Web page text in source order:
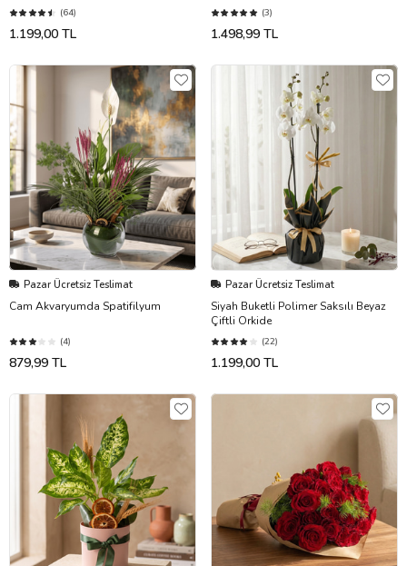
(64)
1.199,00 TL
(3)
1.498,99 TL
Pazar Ücretsiz Teslimat
Cam Akvaryumda Spatifilyum
(4)
879,99 TL
Pazar Ücretsiz Teslimat
Siyah Buketli Polimer Saksılı Beyaz
Çiftli Orkide
(22)
1.199,00 TL